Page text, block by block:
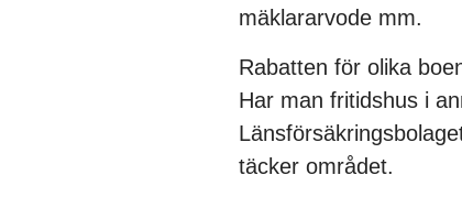
mäklararvode mm.
Rabatten för olika
Har man fritidshus i
täcker området.